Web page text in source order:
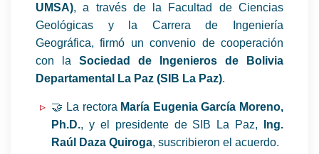
UMSA), a través de la Facultad de Ciencias
Geológicas y la Carrera de Ingeniería
Geográfica, firmó un convenio de cooperación
con la Sociedad de Ingenieros de Bolivia
Departamental La Paz (SIB La Paz).
🤝 La rectora María Eugenia García Moreno,
Ph.D., y el presidente de SIB La Paz,
Ing.
Raúl Daza Quiroga, suscribieron el acuerdo.